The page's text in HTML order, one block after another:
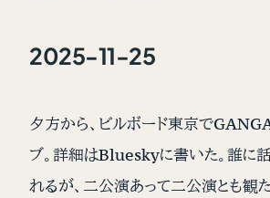
2025-11-25
夕方から、ビルボード東京で
ブ。詳細はBlueskyに書いた。誰に
れるが、二公演あって二公演とも観